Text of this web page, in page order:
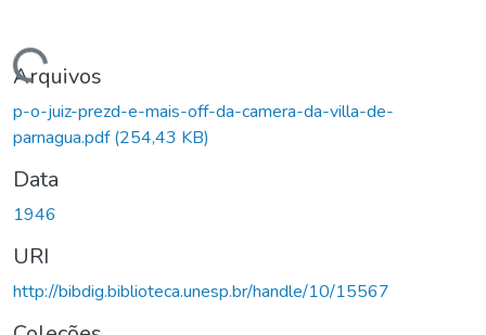
Carregando...
Arquivos
p-o-juiz-prezd-e-mais-off-da-camera-da-villa-de-
parnagua.pdf(254,43 KB)
Data
1946
URI
http://bibdig.biblioteca.unesp.br/handle/10/15567